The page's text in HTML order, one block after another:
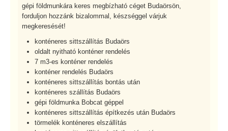
gépi földmunkára keres megbízható céget Budaörsön,
forduljon hozzánk bizalommal, készséggel várjuk
megkeresését!
konténeres sittszállítás Budaörs
oldalt nyitható konténer rendelés
7 m3-es konténer rendelés
konténer rendelés Budaörs
konténeres sittszállítás bontás után
konténeres szállítás Budaörs
gépi földmunka Bobcat géppel
konténeres sittszállítás építkezés után Budaörs
törmelék konténeres elszállítás